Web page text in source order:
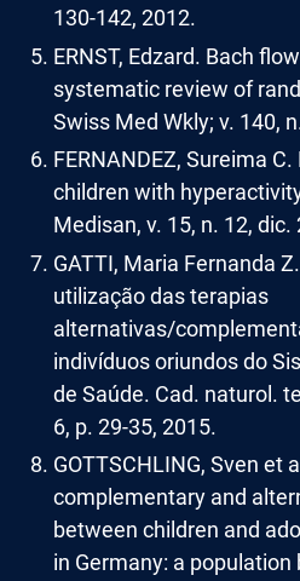
130-142, 2012.
ERNST, Edzard. Bach
systematic review of
Swiss Med Wkly; v. 140,
FERNANDEZ, Sureima
children with
Medisan, v. 15, n. 12, dic.
GATTI, Maria Fernanda
utilização das terapias
alternativas/
indivíduos oriundos do
de Saúde. Cad. naturol.
6, p. 29-35, 2015.
GOTTSCHLING, Sven et
complementary and
between children and
in Germany: a